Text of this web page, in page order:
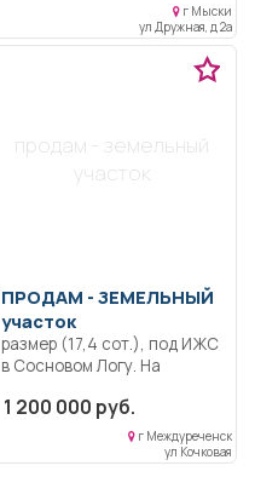
г Мыски
ул Дружная, д 2а
продам - земельный
участок
ПРОДАМ - ЗЕМЕЛЬНЫЙ
участок
размер (17,4 сот.), под ИЖС
в Сосновом Логу. На
старый деревянный дом с
пропиской. Состояние
1 200 000 руб.
г Междуреченск
ул Кочковая